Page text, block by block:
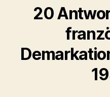
20